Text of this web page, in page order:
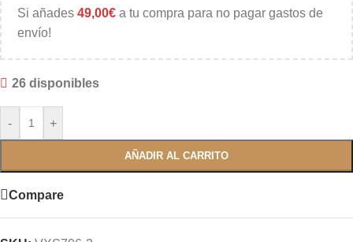
Si añades 49,00€ a tu compra para no pagar gastos de
envío!
26 disponibles
- +
AÑADIR AL CARRITO
Compare